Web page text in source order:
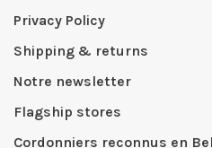
Privacy Policy
Shipping & returns
Notre newsletter
Flagship stores
Cordonniers reconnus en